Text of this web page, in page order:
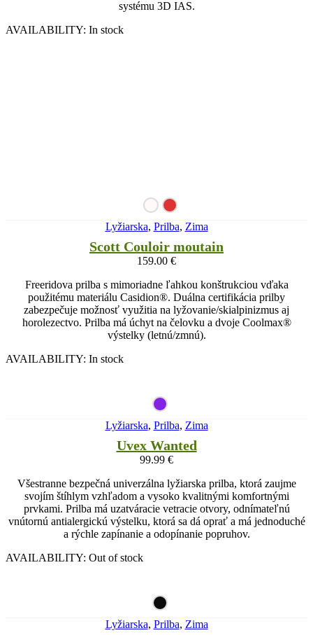
systému 3D IAS.
AVAILABILITY: In stock
Lyžiarska, Prilba, Zima
Scott Couloir moutain
159.00 €
Freeridova prilba s mimoriadne ľahkou konštrukciou vďaka
použitému materiálu Casidion®. Duálna certifikácia prilby
zabezpečuje možnosť využitia na lyžovanie/skialpinizmus aj
horolezectvo. Prilba má úchyt na čelovku a dvoje Coolmax®
výstelky (letnú/zmnú).
AVAILABILITY: In stock
Lyžiarska, Prilba, Zima
Uvex Wanted
99.99 €
Všestranne bezpečná univerzálna lyžiarska prilba, ktorá zaujme
svojím štíhlym vzhľadom a vysoko kvalitnými komfortnými
prvkami. Prilba má uzatváracie vetracie otvory, odnímateľnú
vnútornú antialergickú výstelku, ktorá sa dá oprať a má jednoduché
a rýchle zapínanie a odopínanie popruhov.
AVAILABILITY: Out of stock
Lyžiarska, Prilba, Zima